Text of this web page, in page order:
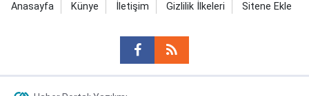
Anasayfa Künye İletişim Gizlilik İlkeleri Sitene Ekle